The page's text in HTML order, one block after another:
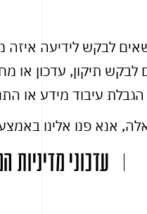
לבקש לידיעה איזה
תיקון, עדכון או
עיבוד מידע או
אנא פנו אלינו
עדכוני מדיניות